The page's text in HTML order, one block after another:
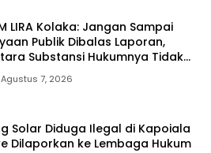
LIRA Kolaka: Jangan Sampai
Publik Dibalas Laporan,
Substansi Hukumnya Tidak
Dijelaskan Secara Terbuka
Agustus 7, 2026
Solar Diduga Ilegal di Kapoiala
Dilaporkan ke Lembaga Hukum